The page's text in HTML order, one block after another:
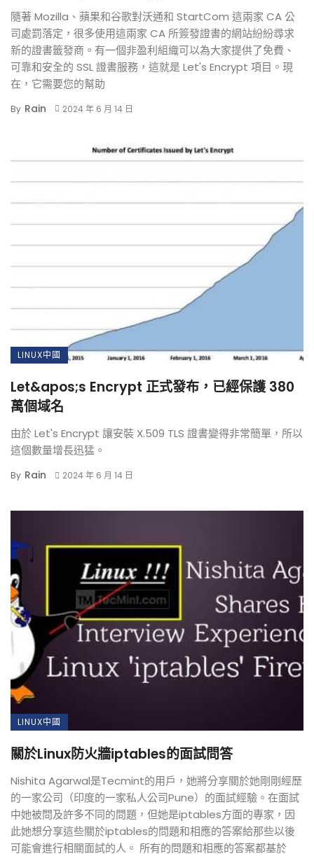
隨著 Mozilla、蘋果和谷歌對沃通和 StartCom 這兩家 CA 公
司處罰落定，很多使用這兩家 CA 所簽發證書的網站紛紛尋求
新的證書籤發商。有一個非盈利組織可以為大家提供了免費、
可靠和安全的 SSL 證書服務，這就是 Let's Encrypt 項目。現
在，它需要您的幫助
By Rain 2024 年 6 月 14 日
LINUX中國
Let&apos;s Encrypt 正式發布，已經保護 380
萬個域名
由於 Let's Encrypt 讓安裝 X.509 TLS 證書變得非常簡單，所以
這個數量增長迅猛。
By Rain 2024 年 6 月 14 日
LINUX中國
關於Linux防火牆iptables的面試問答
Nishita Agarwal是Tecmint的用戶，她將分享關於她剛剛經歷
的一家公司（印度的一家私人公司Pune）的面試經驗。在面試
中她被問及許多不同的問題，但她是iptables方面的專家，因
此她想分享這些關於iptables的問題和相應的答案給那些以後
可能會進行相關面試的人。 所有的問題和相應的答案都基於